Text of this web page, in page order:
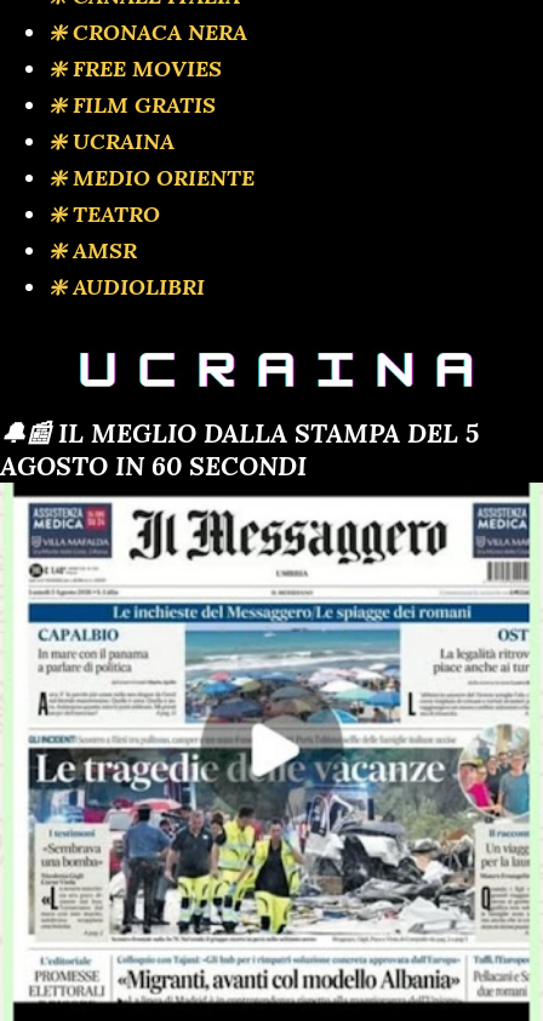
❇️ CRONACA NERA
❇️ FREE MOVIES
❇️ FILM GRATIS
❇️ UCRAINA
❇️ MEDIO ORIENTE
❇️ TEATRO
❇️ AMSR
❇️ AUDIOLIBRI
🔔📰 IL MEGLIO DALLA STAMPA DEL 5
AGOSTO IN 60 SECONDI